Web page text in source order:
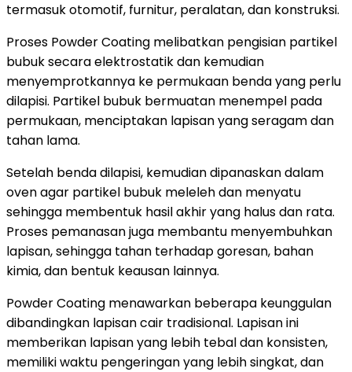
termasuk otomotif, furnitur, peralatan, dan konstruksi.
Proses Powder Coating melibatkan pengisian partikel
bubuk secara elektrostatik dan kemudian
menyemprotkannya ke permukaan benda yang perlu
dilapisi. Partikel bubuk bermuatan menempel pada
permukaan, menciptakan lapisan yang seragam dan
tahan lama.
Setelah benda dilapisi, kemudian dipanaskan dalam
oven agar partikel bubuk meleleh dan menyatu
sehingga membentuk hasil akhir yang halus dan rata.
Proses pemanasan juga membantu menyembuhkan
lapisan, sehingga tahan terhadap goresan, bahan
kimia, dan bentuk keausan lainnya.
Powder Coating menawarkan beberapa keunggulan
dibandingkan lapisan cair tradisional. Lapisan ini
memberikan lapisan yang lebih tebal dan konsisten,
memiliki waktu pengeringan yang lebih singkat, dan